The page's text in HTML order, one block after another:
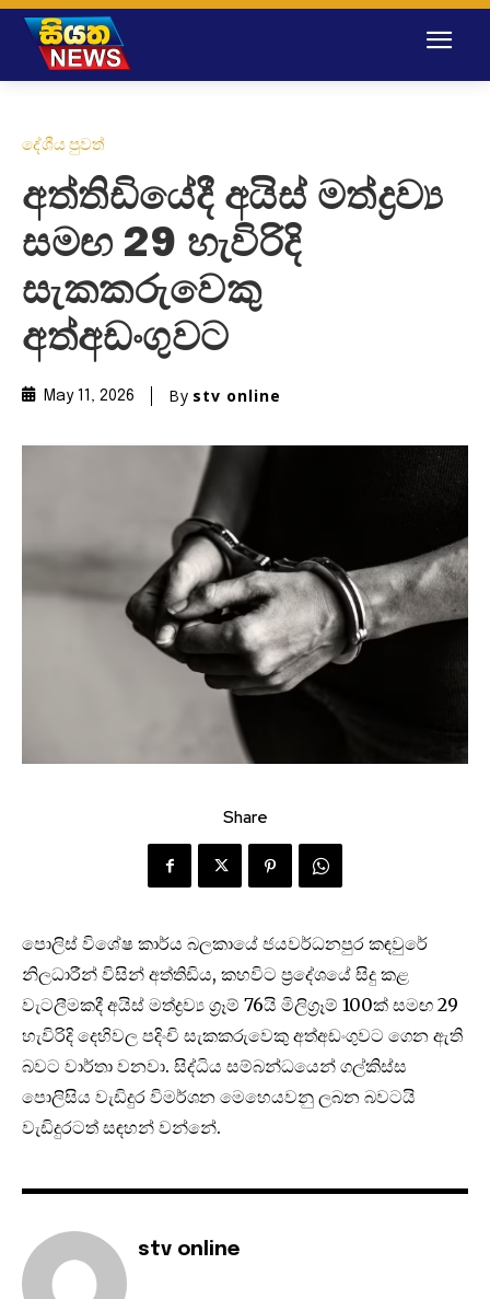
දේශීය පුවත්
අත්තිඩියේදී අයිස් මත්ද්‍රව්‍ය
සමඟ 29 හැවිරිදි
සැකකරුවෙකු
අත්අඩංගුවට
May 11, 2026 By stv online
Share
පොලිස් විශේෂ කාර්ය බලකායේ ජයවර්ධනපුර කඳවුරේ
නිලධාරීන් විසින් අත්තිඩිය, කහවිට ප්‍රදේශයේ සිදු කළ
වැටලීමකදී අයිස් මත්ද්‍රව්‍ය ග්‍රෑම් 76යි මිලිග්‍රෑම් 100ක් සමඟ 29
හැවිරිදි දෙහිවල පදිංචි සැකකරුවෙකු අත්අඩංගුවට ගෙන ඇති
බවට වාර්තා වනවා. සිද්ධිය සම්බන්ධයෙන් ගල්කිස්ස
පොලිසිය වැඩිදුර විමර්ශන මෙහෙයවනු ලබන බවටයි
වැඩිදුරටත් සඳහන් වන්නේ.
stv online